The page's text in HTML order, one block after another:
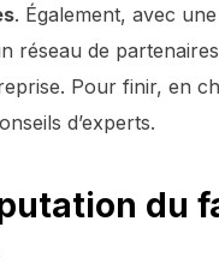
. Également, avec
réseau de
Pour finir, en
d’experts.
du